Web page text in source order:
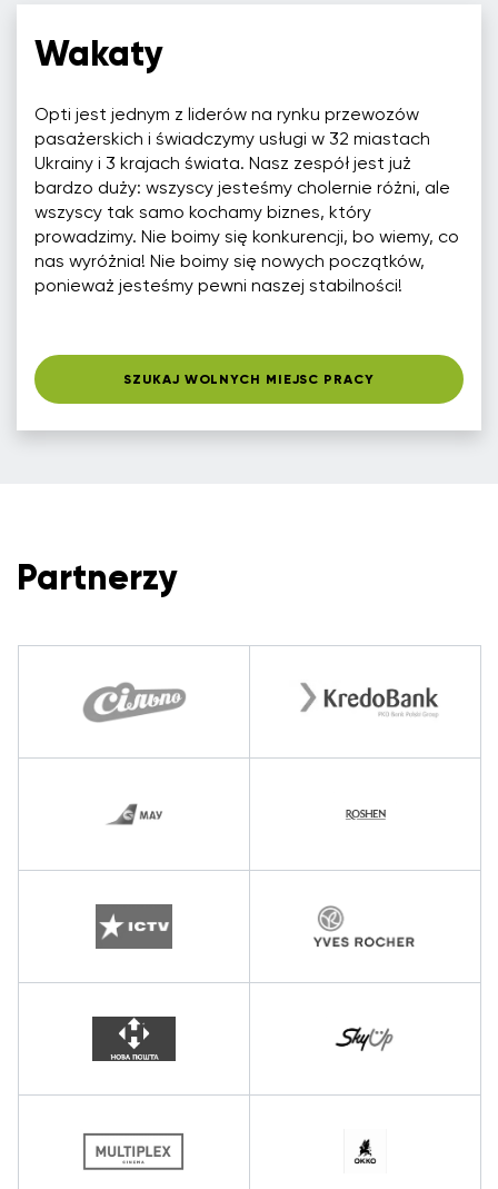
Wakaty
Opti jest jednym z liderów na rynku przewozów
pasażerskich i świadczymy usługi w 32 miastach
Ukrainy i 3 krajach świata. Nasz zespół jest już
bardzo duży: wszyscy jesteśmy cholernie różni, ale
wszyscy tak samo kochamy biznes, który
prowadzimy. Nie boimy się konkurencji, bo wiemy, co
nas wyróżnia! Nie boimy się nowych początków,
ponieważ jesteśmy pewni naszej stabilności!
SZUKAJ WOLNYCH MIEJSC PRACY
Partnerzy